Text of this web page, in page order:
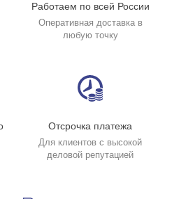
Работаем по всей России
Оперативная доставка в
любую точку
Отсрочка платежа
Для клиентов с высокой
деловой репутацией